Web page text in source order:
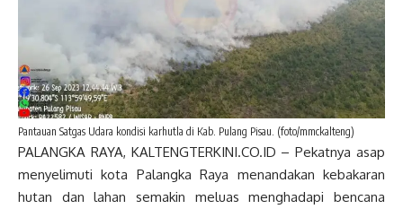
Pantauan Satgas Udara kondisi karhutla di Kab. Pulang Pisau. (foto/mmckalteng)
PALANGKA RAYA, KALTENGTERKINI.CO.ID – Pekatnya asap
menyelimuti kota Palangka Raya menandakan kebakaran
hutan dan lahan semakin meluas menghadapi bencana